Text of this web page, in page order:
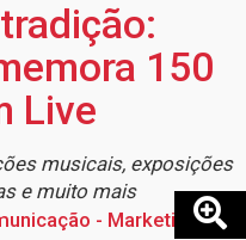
150
Live
musicais, exposições
e muito mais
- Marketing